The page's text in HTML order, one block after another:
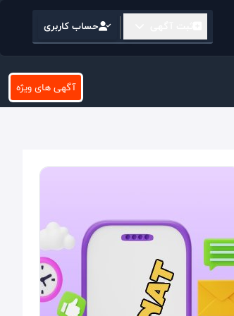
حساب کاربری
آگهی های ویژه